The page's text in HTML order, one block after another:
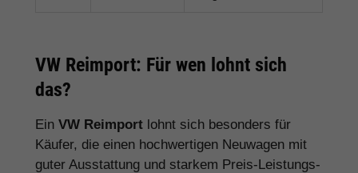
VW Reimport: Für wen lohnt sich
das?
Ein VW Reimport lohnt sich besonders für
Käufer, die einen hochwertigen Neuwagen mit
guter Ausstattung und starkem Preis-Leistungs-